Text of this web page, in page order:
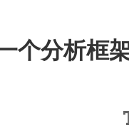
个分析框